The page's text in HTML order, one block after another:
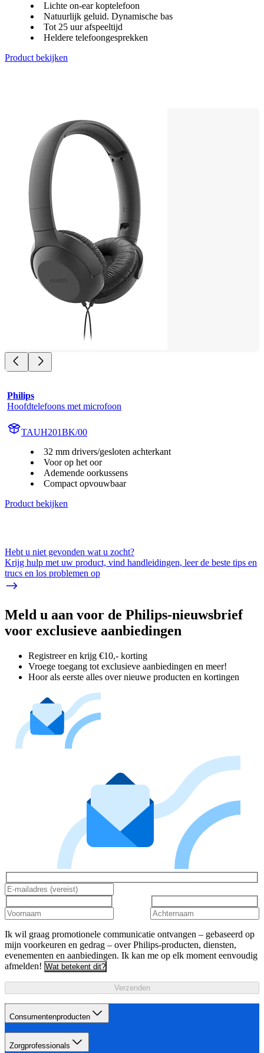
Lichte on-ear koptelefoon
Natuurlijk geluid. Dynamische bas
Tot 25 uur afspeeltijd
Heldere telefoongesprekken
Product bekijken
Philips
Hoofdtelefoons met microfoon
TAUH201BK/00
32 mm drivers/gesloten achterkant
Voor op het oor
Ademende oorkussens
Compact opvouwbaar
Product bekijken
Hebt u niet gevonden wat u zocht?
Krijg hulp met uw product, vind handleidingen, leer de beste tips en
trucs en los problemen op
Meld u aan voor de Philips-nieuwsbrief
voor exclusieve aanbiedingen
Registreer en krijg €10,- korting
Vroege toegang tot exclusieve aanbiedingen en meer!
Hoor als eerste alles over nieuwe producten en kortingen
Ik wil graag promotionele communicatie ontvangen – gebaseerd op
mijn voorkeuren en gedrag – over Philips-producten, diensten,
evenementen en aanbiedingen. Ik kan me op elk moment eenvoudig
afmelden! Wat betekent dit?
Verzenden
Consumentenproducten
Zorgprofessionals